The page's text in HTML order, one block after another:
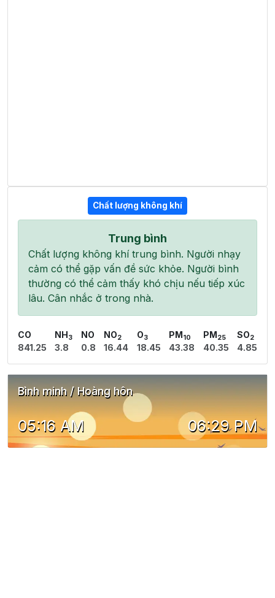
Chất lượng không khí
Trung bình
Chất lượng không khí trung bình. Người nhạy
cảm có thể gặp vấn đề sức khỏe. Người bình
thường có thể cảm thấy khó chịu nếu tiếp xúc
lâu. Cân nhắc ở trong nhà.
CO
841.25
NH 3
3.8
NO
0.8
NO2
16.44
O3
18.45
PM 10
43.38
PM 25
40.35
SO2
4.85
Bình minh / Hoàng hôn
05:16 AM 06:29 PM